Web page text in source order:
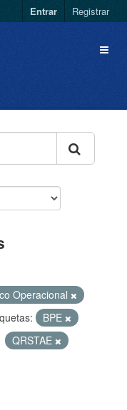
Entrar Registrar
Operacional
BPE
QRSTAE